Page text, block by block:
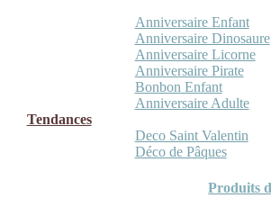
Anniversaire Enfant
Anniversaire Dinosaure
Anniversaire Licorne
Anniversaire Pirate
Bonbon Enfant
Anniversaire Adulte
Tendances
Deco Saint Valentin
Déco de Pâques
Produits